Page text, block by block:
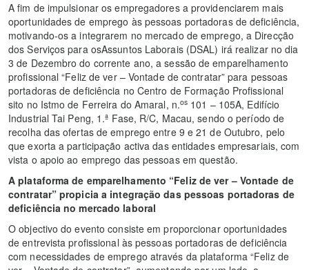
A fim de impulsionar os empregadores a providenciarem mais
oportunidades de emprego às pessoas portadoras de deficiência,
motivando-os a integrarem no mercado de emprego, a Direcção
dos Serviços para osAssuntos Laborais (DSAL) irá realizar no dia
3 de Dezembro do corrente ano, a sessão de emparelhamento
profissional “Feliz de ver – Vontade de contratar” para pessoas
portadoras de deficiência no Centro de Formação Profissional
sito no Istmo de Ferreira do Amaral, n.os 101 – 105A, Edifício
Industrial Tai Peng, 1.ª Fase, R/C, Macau, sendo o período de
recolha das ofertas de emprego entre 9 e 21 de Outubro, pelo
que exorta a participação activa das entidades empresariais, com
vista o apoio ao emprego das pessoas em questão.
A plataforma de emparelhamento “Feliz de ver – Vontade de
contratar” propicia a integração das pessoas portadoras de
deficiência no mercado laboral
O objectivo do evento consiste em proporcionar oportunidades
de entrevista profissional às pessoas portadoras de deficiência
com necessidades de emprego através da plataforma “Feliz de